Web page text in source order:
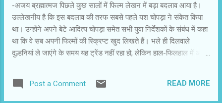
लाइफ...
-अजय ब्रह्मात्मज पिछले कुछ सालों में फिल्म लेखन में बड़ा बदलाव आया है।
उल्लेखनीय है कि इस बदलाव की तरफ सबसे पहले यश चोपड़ा ने संकेत किया
था। उन्होंने अपने बेटे आदित्य चोपड़ा समेत सभी युवा निर्देशकों के संबंध में कहा
था कि वे सब अपनी फिल्मों की स्क्रिप्ट खुद लिखते हैं। भले ही दिलवाले
दुल्हनियां ले जाएंगे के समय यह ट्रेंड नहीं रहा हो, लेकिन हाल-फिलहाल में आए
फिल्मों के एक वरिष्ठ लेखक की टिप्पणी रोचक है। उनकी राय में फिल्म लेखक-
निर्देशक और निर्माता की भागीदारी पहले भी रहती थी, लेकिन वे कथा, पटकथा
Post a Comment READ MORE